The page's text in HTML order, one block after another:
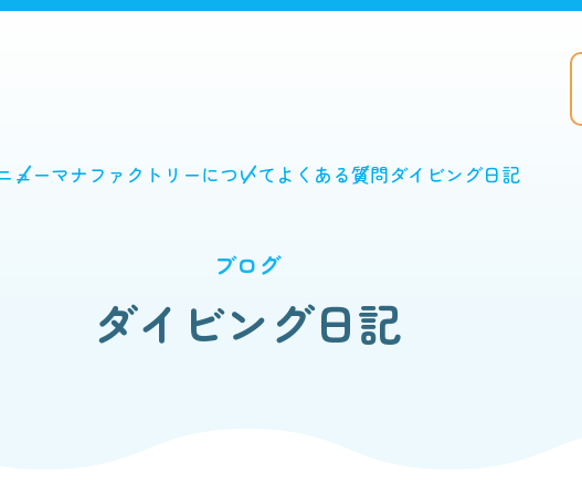
ューマナファクトリーについて よくある質問ダイビング日記
ブログ
ダイビング日記